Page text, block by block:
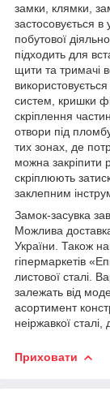
замки, клямки,
застосовується в
побутової
підходить для
щити та тримачі
систем, кришки
скріплення
отвори під
тих зонах, де
можна закріпити
скріплюють
заклепним
Замок-засувка
Можлива
України. Також
гіпермаркетів
листової сталі.
залежать від
асортимент
неіржавкої
Приховати